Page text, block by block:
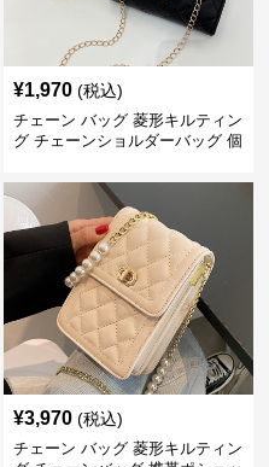
¥1,970 (税込)
チェーン バッグ 菱形キルティン
グ チェーンショルダーバッグ 個
¥3,970 (税込)
チェーン バッグ 菱形キルティン